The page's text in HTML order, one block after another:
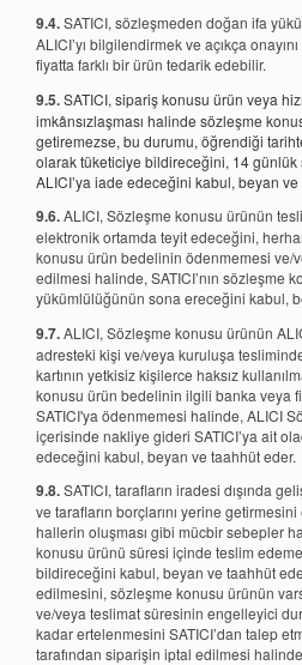
9.4.SATICI, sözleşmeden doğan ifa
ALICI’yı bilgilendirmek ve açıkça
fiyatta farklı bir ürün tedarik edebilir.
9.5.SATICI, sipariş konusu ürün veya
imkânsızlaşması halinde sözleşme
getiremezse, bu durumu, öğrendiği
olarak tüketiciye bildireceğini, 14
ALICI’ya iade edeceğini kabul, beyan
9.6.ALICI, Sözleşme konusu ürünün
elektronik ortamda teyit edeceğini,
konusu ürün bedelinin ödenmemesi ve/
edilmesi halinde, SATICI’nın sözleşme
yükümlülüğünün sona ereceğini kabul,
9.7.ALICI, Sözleşme konusu ürünün
adresteki kişi ve/veya kuruluşa
kartının yetkisiz kişilerce haksız
konusu ürün bedelinin ilgili banka veya
SATICI'ya ödenmemesi halinde, ALICI
içerisinde nakliye gideri SATICI’ya ait
edeceğini kabul, beyan ve taahhüt eder.
9.8.SATICI, tarafların iradesi dışında
ve tarafların borçlarını yerine
hallerin oluşması gibi mücbir sebepler
konusu ürünü süresi içinde teslim
bildireceğini kabul, beyan ve taahhüt
edilmesini, sözleşme konusu ürünün
ve/veya teslimat süresinin engelleyici
kadar ertelenmesini SATICI’dan talep
tarafından siparişin iptal edilmesi halinde